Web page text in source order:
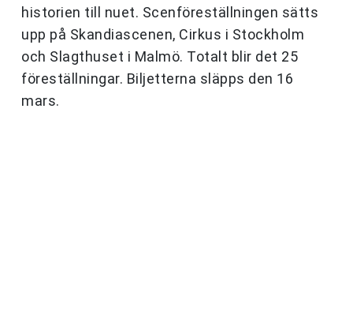
historien till nuet. Scenföreställningen sätts
upp på Skandiascenen, Cirkus i Stockholm
och Slagthuset i Malmö. Totalt blir det 25
föreställningar. Biljetterna släpps den 16
mars.